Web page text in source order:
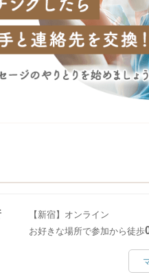
【新宿】オンライン
お好きな場所で参加から徒歩